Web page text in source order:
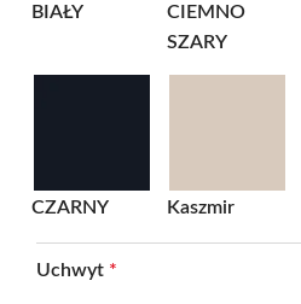
BIAŁY
CIEMNO
SZARY
CZARNY Kaszmir
Uchwyt *